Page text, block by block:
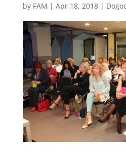
by FAM | Apr 18, 2018|